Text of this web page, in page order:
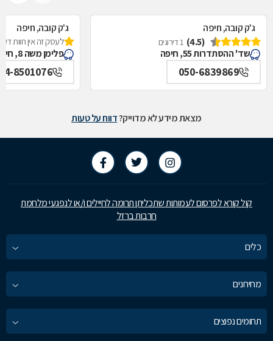
ג'ק קובה, חיפה
(4.5)
1 דירוגים
שד' ההסתדרות 55, חיפה
050-6839869
ג'ק קובה, חיפה
לעסק זה אין חוות
פלימן משה 8, חיפה
8501076
מצאת מידע לא מדוייק?דווח על טעות
קול קורא לפרסום לעמותות שתכליתן תרומה לחיילים ו/או לנפגעי מלחמת
חרבות ברזל
כלים
מחירונים
תחומים נפוצים